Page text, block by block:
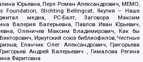
Юрьевна, Перл Роман Александрович, МЕМО,
Foundation, Stichting Bellingcat, Якутия – Наше
медиа, РС-Балт, Заговора Максим
Валерия Валерьевна, Павлов Иван Юрьевич,
Оленичев Максим Владимирович, Как бы
Иркутский союз библиофилов, Честные
Еланчик Олег Александрович, Григорьева
Андрей Валерьевич , Гималова Регина
Фаритовна